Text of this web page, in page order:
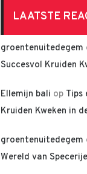
LAATSTE
groentenuitedegem
Succesvol Kruiden
Ellemijn bali op Tips
Kruiden Kweken in
groentenuitedegem
Wereld van